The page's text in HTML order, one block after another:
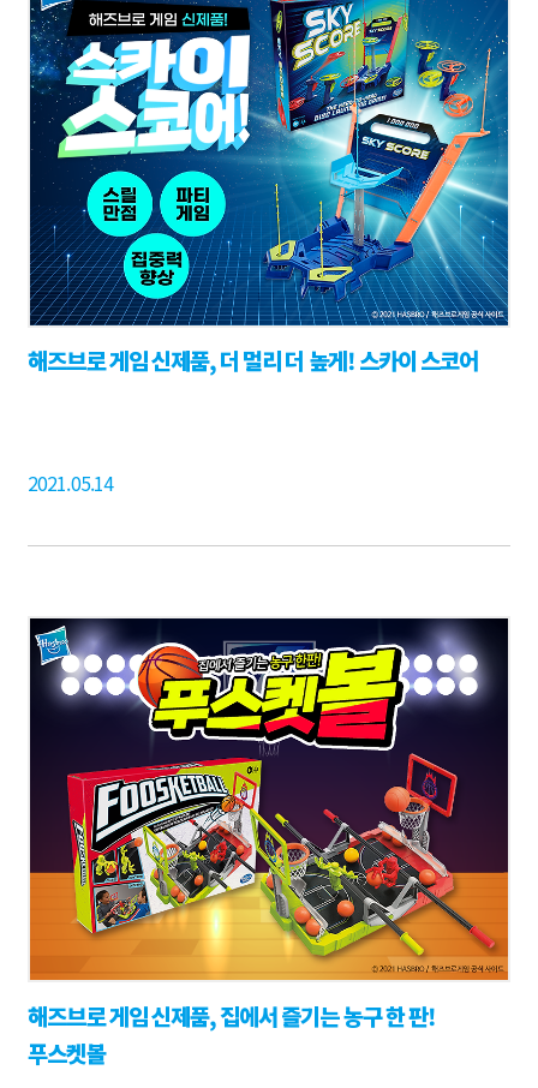
해즈브로 게임 신제품, 더 멀리 더 높게! 스카이 스코어
2021.05.14
해즈브로 게임 신제품, 집에서 즐기는 농구 한 판!
푸스켓볼